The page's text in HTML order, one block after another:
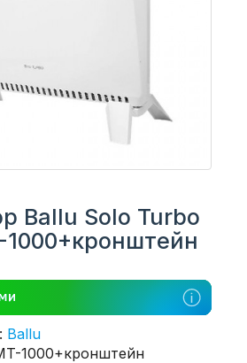
Ballu Solo Turbo
1000+кронштейн
Ballu
1000+кронштейн